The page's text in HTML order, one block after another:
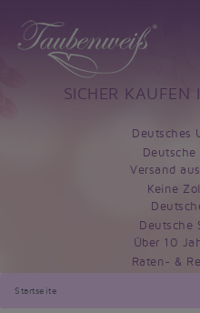
SICHER KAUFEN
Deutsches
Deutsche
Versand
Keine
Deutsche
Über 10
Raten- &
Startseite